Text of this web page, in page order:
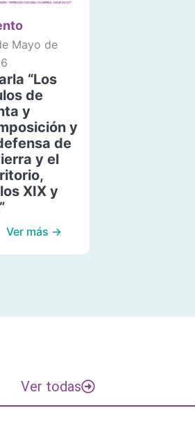
Mayo de
“Los
de
y
y
de
y el
XIX y
Ver más →
Ver todas